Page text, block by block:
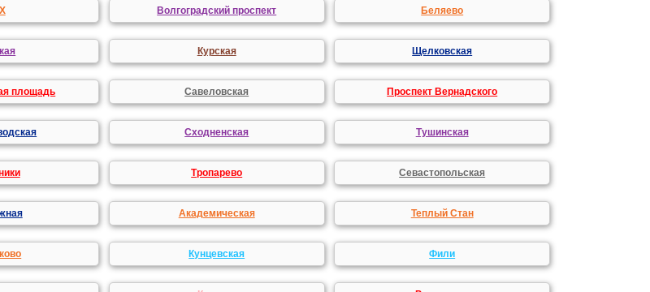
Волгоградский проспект Беляево
Курская Щелковская
площадь Савеловская Проспект Вернадского
Сходненская Тушинская
Тропарево Севастопольская
Академическая Теплый Стан
Кунцевская Фили